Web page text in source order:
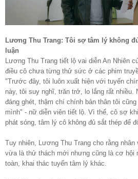
Lương Thu Trang: Tôi sợ tâm lý không
luận
Lương Thu Trang tiết lộ vai diễn An Nhiên
điều cô chưa từng thử sức ở các phim
"Trước đây, tôi luôn xuất hiện với tuyến
này, tôi suy nghĩ, trăn trở, lo lắng rất nhiều.
đáng ghét, thậm chí chính bản thân tôi
mình" - nữ diễn viên tiết lộ. Vì thế, cô sợ
phát sóng, tâm lý cô không đủ sắt thép để
Tuy nhiên, Lương Thu Trang cho rằng nhân
vừa là thử thách mới nhưng cũng là cơ hội
toàn, khai thác tuyến tâm lý khác.